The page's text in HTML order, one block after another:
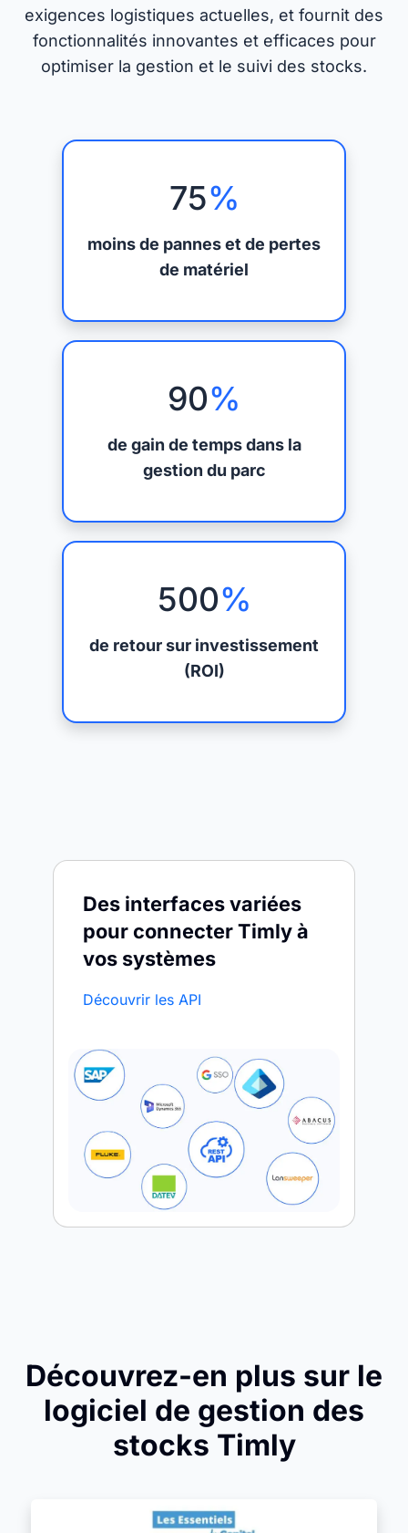
exigences logistiques actuelles, et fournit des
fonctionnalités innovantes et efficaces pour
optimiser la gestion et le suivi des stocks.
75%
moins de pannes et de pertes
de matériel
90%
de gain de temps dans la
gestion du parc
500%
de retour sur investissement
(ROI)
Des interfaces variées
pour connecter Timly à
vos systèmes
Découvrir les API
Découvrez-en plus sur le
logiciel de gestion des
stocks Timly